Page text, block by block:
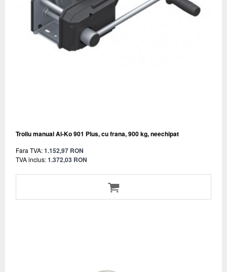
Troliu manual Al-Ko 901 Plus, cu frana, 900 kg, neechipat
Fara TVA:1.152,97 RON
TVA inclus:1.372,03 RON